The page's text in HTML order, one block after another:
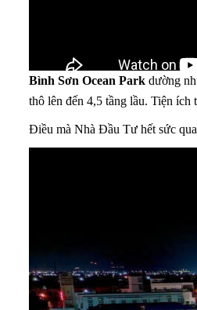
Bình Sơn Ocean Park dường
thô lên đến 4,5 tầng lầu. Tiện
Điều mà Nhà Đầu Tư hết sức